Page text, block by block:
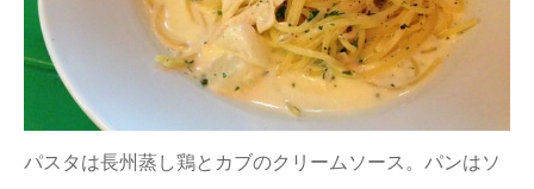
パスタは長州蒸し鶏とカブのクリームソース。パンはソ